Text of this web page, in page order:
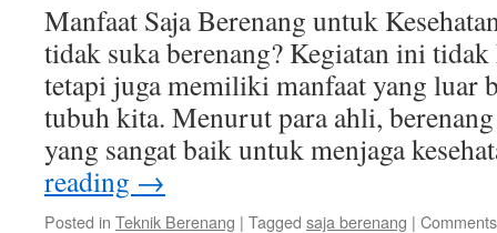
Manfaat Saja Berenang untuk
tidak suka berenang? Kegiatan ini tidak
tetapi juga memiliki manfaat yang luar
tubuh kita. Menurut para ahli,
yang sangat baik untuk menjaga
reading →
Posted in Teknik Berenang | Tagged saja berenang |